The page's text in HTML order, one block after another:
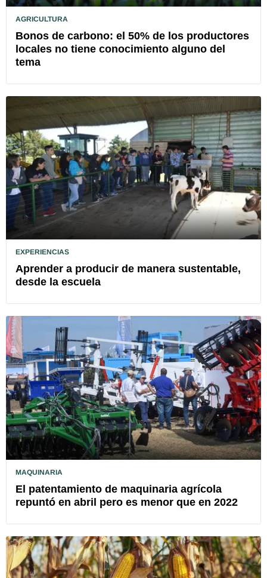
AGRICULTURA
Bonos de carbono: el 50% de los productores
locales no tiene conocimiento alguno del
tema
EXPERIENCIAS
Aprender a producir de manera sustentable,
desde la escuela
MAQUINARIA
El patentamiento de maquinaria agrícola
repuntó en abril pero es menor que en 2022